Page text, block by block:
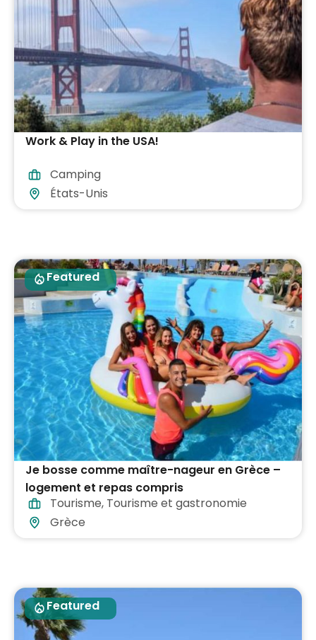
Work & Play in the USA!
Camping
États-Unis
Featured
Je bosse comme maître-nageur en Grèce –
logement et repas compris
Tourisme, Tourisme et gastronomie
Grèce
Featured